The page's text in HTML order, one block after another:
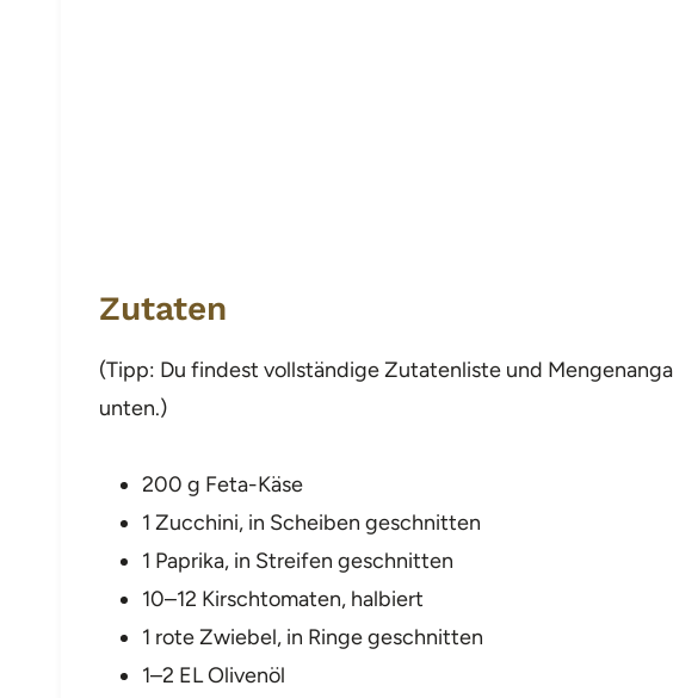
Zutaten
(Tipp: Du findest vollständige Zutatenliste und
unten.)
200 g Feta-Käse
1 Zucchini, in Scheiben geschnitten
1 Paprika, in Streifen geschnitten
10–12 Kirschtomaten, halbiert
1 rote Zwiebel, in Ringe geschnitten
1–2 EL Olivenöl